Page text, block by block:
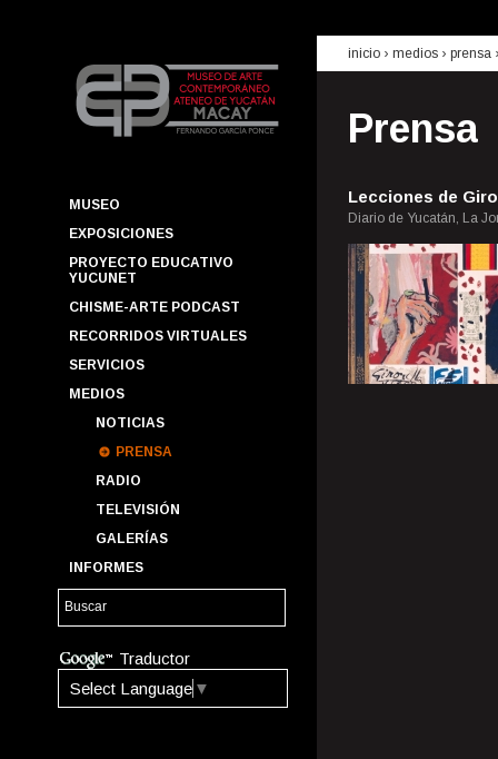
MUSEO
EXPOSICIONES
PROYECTO EDUCATIVO
YUCUNET
CHISME-ARTE PODCAST
RECORRIDOS VIRTUALES
SERVICIOS
MEDIOS
NOTICIAS
PRENSA
RADIO
TELEVISIÓN
GALERÍAS
INFORMES
Traductor
Select Language ▼
inicio › medios › prensa
Prensa
Lecciones de
Diario de Yucatán, La